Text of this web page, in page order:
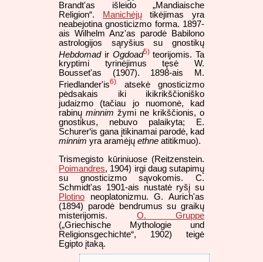
Brandt'as išleido „Mandiaische
Religion“. Manichėjųtikėjimas yra
neabejotina gnosticizmo forma. 1897-
ais Wilhelm Anz'as parodė Babilono
astrologijos sąryšius su gnostikų
Hebdomadir Ogdoad5)teorijomis. Ta
kryptimi tyrinėjimus tęsė W.
Bousset'as (1907). 1898-ais M.
Friedlander'is6)
atsekė gnosticizmo
pėdsakais iki ikikrikščioniško
judaizmo (tačiau jo nuomonė, kad
rabinų minnim žymi ne krikščionis, o
gnostikus, nebuvo palaikyta; E.
Schurer‘is gana įtikinamai parodė, kad
minnim yra aramėjų ethne atitikmuo).
Trismegisto kūriniuose (Reitzenstein.
Poimandres, 1904) irgi daug sutapimų
su gnosticizmo sąvokomis. C.
Schmidt'as 1901-ais nustatė ryšį su
Plotino neoplatonizmu. G. Aurich'as
(1894) parodė bendrumus su graikų
misterijomis. O. Gruppe
(„Griechische Mythologie und
Religionsgechichte“, 1902) teigė
Egipto įtaką.